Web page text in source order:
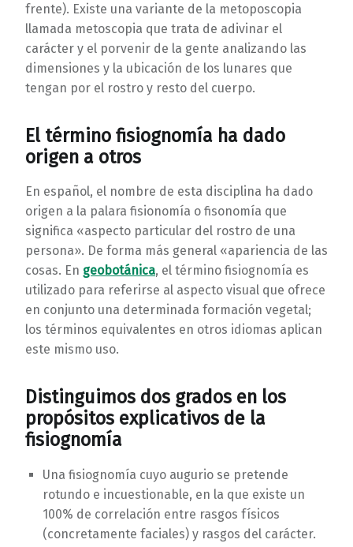
frente). Existe una variante de la metoposcopia
llamada metoscopia que trata de adivinar el
carácter y el porvenir de la gente analizando las
dimensiones y la ubicación de los lunares que
tengan por el rostro y resto del cuerpo.
El término fisiognomía ha dado
origen a otros
En español, el nombre de esta disciplina ha dado
origen a la palara fisionomía o fisonomía que
significa «aspecto particular del rostro de una
persona». De forma más general «apariencia de las
cosas. En geobotánica, el término fisiognomía es
utilizado para referirse al aspecto visual que ofrece
en conjunto una determinada formación vegetal;
los términos equivalentes en otros idiomas aplican
este mismo uso.
Distinguimos dos grados en los
propósitos explicativos de la
fisiognomía
Una fisiognomía cuyo augurio se pretende
rotundo e incuestionable, en la que existe un
100% de correlación entre rasgos físicos
(concretamente faciales) y rasgos del carácter.